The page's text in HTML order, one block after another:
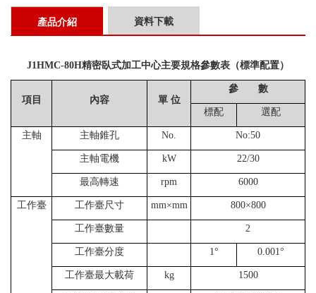
產品介紹 資料下載
J1HMC-80H精密臥式加工中心主要規格參數表（標準配置）
項目 內容 單 位
參 數
標配 選配
主軸 主軸錐孔 No. No:50
主軸電機 kW 22/30
最高轉速 rpm 6000
工作臺 工作臺尺寸 mm×mm 800×800
工作臺數量 2
工作臺分度 1° 0.001°
工作臺最大載荷 kg 1500